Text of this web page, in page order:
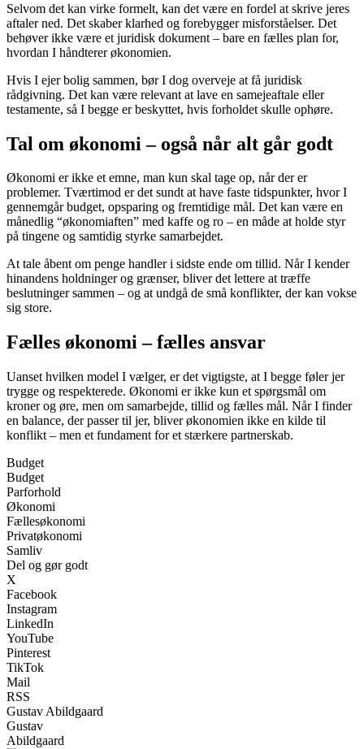
Selvom det kan virke formelt, kan det være en fordel at skrive jeres
aftaler ned. Det skaber klarhed og forebygger misforståelser. Det
behøver ikke være et juridisk dokument – bare en fælles plan for,
hvordan I håndterer økonomien.
Hvis I ejer bolig sammen, bør I dog overveje at få juridisk
rådgivning. Det kan være relevant at lave en samejeaftale eller
testamente, så I begge er beskyttet, hvis forholdet skulle ophøre.
Tal om økonomi – også når alt går godt
Økonomi er ikke et emne, man kun skal tage op, når der er
problemer. Tværtimod er det sundt at have faste tidspunkter, hvor I
gennemgår budget, opsparing og fremtidige mål. Det kan være en
månedlig “økonomiaften” med kaffe og ro – en måde at holde styr
på tingene og samtidig styrke samarbejdet.
At tale åbent om penge handler i sidste ende om tillid. Når I kender
hinandens holdninger og grænser, bliver det lettere at træffe
beslutninger sammen – og at undgå de små konflikter, der kan vokse
sig store.
Fælles økonomi – fælles ansvar
Uanset hvilken model I vælger, er det vigtigste, at I begge føler jer
trygge og respekterede. Økonomi er ikke kun et spørgsmål om
kroner og øre, men om samarbejde, tillid og fælles mål. Når I finder
en balance, der passer til jer, bliver økonomien ikke en kilde til
konflikt – men et fundament for et stærkere partnerskab.
Budget
Budget
Parforhold
Økonomi
Fællesøkonomi
Privatøkonomi
Samliv
Del og gør godt
X
Facebook
Instagram
LinkedIn
YouTube
Pinterest
TikTok
Mail
RSS
Gustav Abildgaard
Gustav
Abildgaard